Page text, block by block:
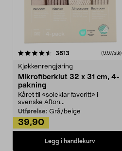
3813 anmeldelser(9,97/stk)
Kjøkkenrengjøring
Mikrofiberklut 32 x 31 cm, 4-
pakning
Kåret til «soleklar favoritt» i
svenske Afton...
Utførelse: Grå/beige
39,90
Legg i handlekurv
4.5av 5 stjerner